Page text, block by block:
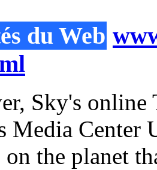
du Web
, Sky's online
Media Center
on the planet